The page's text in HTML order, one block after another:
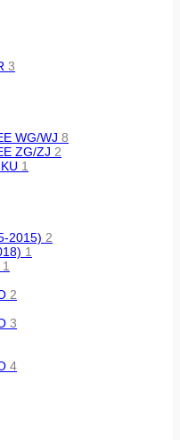
3
WG/WJ 8
ZG/ZJ 2
1
2015) 2
1
1
2
3
4